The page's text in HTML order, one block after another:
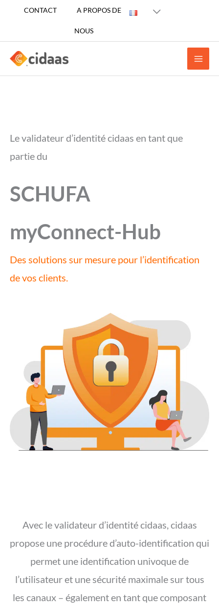
CONTACT A PROPOS DE
NOUS
Le validateur d’identité cidaas en tant que
partie du
SCHUFA
myConnect-Hub
Des solutions sur mesure pour l’identification
de vos clients.
Avec le validateur d’identité cidaas, cidaas
propose une procédure d’auto-identification qui
permet une identification univoque de
l’utilisateur et une sécurité maximale sur tous
les canaux – également en tant que composant